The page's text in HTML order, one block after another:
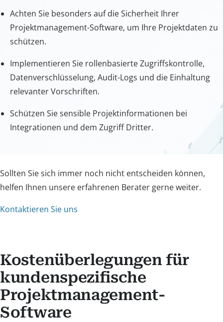
Achten Sie besonders auf die Sicherheit Ihrer
Projektmanagement-Software, um Ihre Projektdaten zu
schützen.
Implementieren Sie rollenbasierte Zugriffskontrolle,
Datenverschlüsselung, Audit-Logs und die Einhaltung
relevanter Vorschriften.
Schützen Sie sensible Projektinformationen bei
Integrationen und dem Zugriff Dritter.
Sollten Sie sich immer noch nicht entscheiden können,
helfen Ihnen unsere erfahrenen Berater gerne weiter.
Kontaktieren Sie uns
Kostenüberlegungen für
kundenspezifische
Projektmanagement-
Software